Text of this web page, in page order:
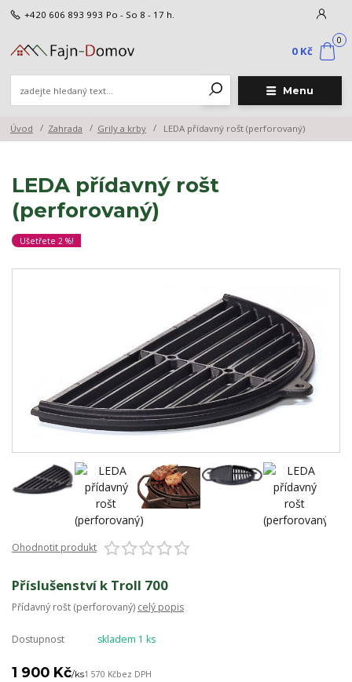
Menu
+420 606 893 993 Po - So 8 - 17 h.
0
0 Kč
Úvod Zahrada Grily a krby LEDA přídavný rošt (perforovaný)
LEDA přídavný rošt
(perforovaný)
Ušetřete 2 %!
Ohodnotit produkt
Příslušenství k Troll 700
Přídavný rošt (perforovaný) celý popis
Dostupnost skladem 1 ks
1 900 Kč/ks1 570 Kčbez DPH